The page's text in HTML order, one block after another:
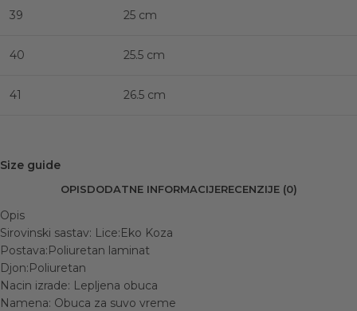
39 25 cm
40 25.5 cm
41 26.5 cm
Size guide
OPISDODATNE INFORMACIJERECENZIJE (0)
Opis
Sirovinski sastav: Lice:Eko Koza
Postava:Poliuretan laminat
Djon:Poliuretan
Nacin izrade: Lepljena obuca
Namena: Obuca za suvo vreme